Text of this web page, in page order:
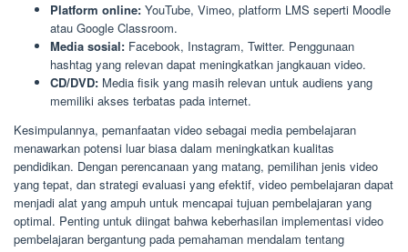
Platform online: YouTube, Vimeo, platform LMS seperti Moodle
atau Google Classroom.
Media sosial: Facebook, Instagram, Twitter. Penggunaan
hashtag yang relevan dapat meningkatkan jangkauan video.
CD/DVD: Media fisik yang masih relevan untuk audiens yang
memiliki akses terbatas pada internet.
Kesimpulannya, pemanfaatan video sebagai media pembelajaran
menawarkan potensi luar biasa dalam meningkatkan kualitas
pendidikan. Dengan perencanaan yang matang, pemilihan jenis video
yang tepat, dan strategi evaluasi yang efektif, video pembelajaran dapat
menjadi alat yang ampuh untuk mencapai tujuan pembelajaran yang
optimal. Penting untuk diingat bahwa keberhasilan implementasi video
pembelajaran bergantung pada pemahaman mendalam tentang